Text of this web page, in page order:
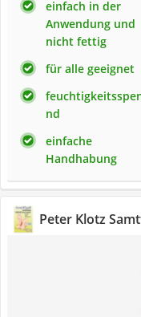
einfach in der
Anwendung und
nicht fettig
für alle geeignet
nd
einfache
Handhabung
‎Peter Klotz